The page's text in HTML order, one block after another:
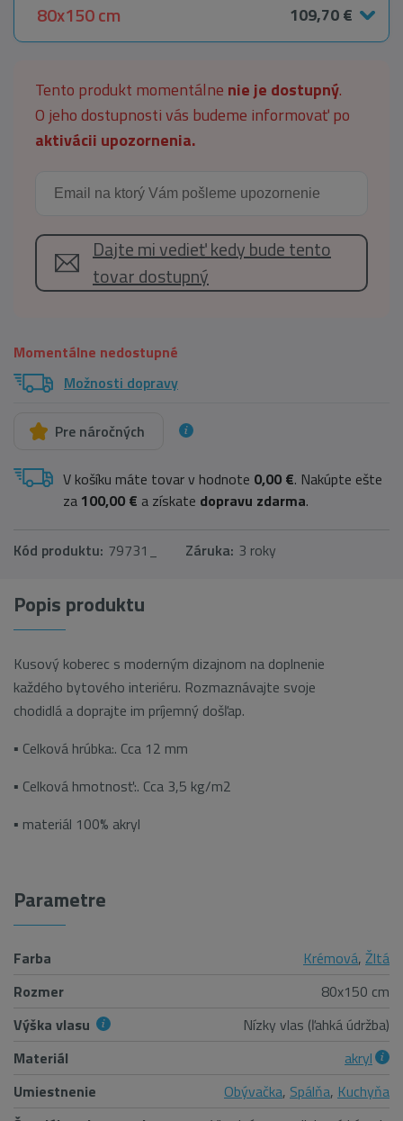
80x150 cm
109,70 €
Tento produkt momentálne nie je dostupný.
O jeho dostupnosti vás budeme informovať po
aktivácii upozornenia.
Dajte mi vedieť kedy bude tento
tovar dostupný
Momentálne nedostupné
Možnosti dopravy
Pre náročných
V košíku máte tovar v hodnote 0,00 €. Nakúpte ešte
za 100,00 € a získate dopravu zdarma.
Kód produktu: 79731_ Záruka: 3 roky
Popis produktu
Kusový koberec s moderným dizajnom na doplnenie
každého bytového interiéru. Rozmaznávajte svoje
chodidlá a doprajte im príjemný došľap.
▪ Celková hrúbka:. Cca 12 mm
▪ Celková hmotnosť:. Cca 3,5 kg/m2
▪ materiál 100% akryl
Parametre
Farba Krémová, Žltá
Rozmer
80x150 cm
Výška vlasu
Nízky vlas (ľahká údržba)
Materiál
akryl
Umiestnenie
Obývačka, Spálňa, Kuchyňa